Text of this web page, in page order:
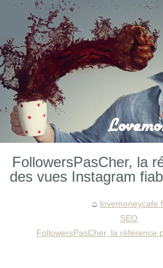
FollowersPasCher, la
des vues Instagram
SEO
FollowersPasCher, la référence